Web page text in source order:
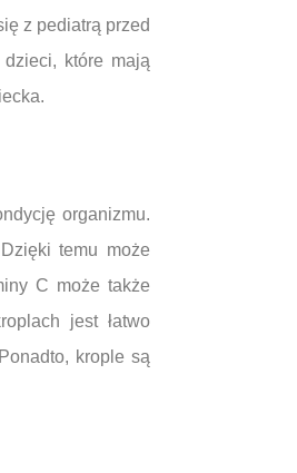
z pediatrą przed
które mają
organizmu.
temu może
C może także
jest łatwo
krople są